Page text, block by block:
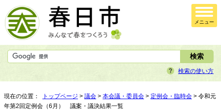
メニュー
検索の使い方
現在の位置： トップページ > 議会 > 本会議・委員会 > 定例会・臨時会 > 令和元
年第2回定例会（6月） 議案・議決結果一覧